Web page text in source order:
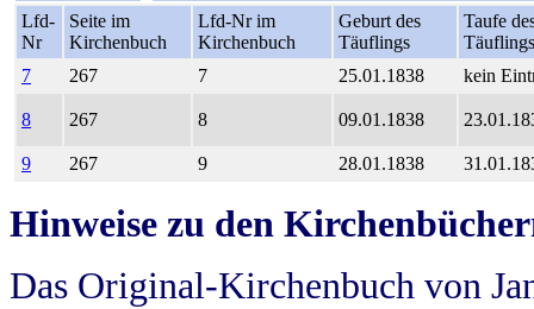
Lfd-
Nr
Seite im
Kirchenbuch
Lfd-Nr im
Kirchenbuch
Geburt des
Täuflings
Taufe
Täuflings
7
267 7 25.01.1838 kein
8 267 8 09.01.1838
9 267 9 28.01.1838
Hinweise zu den
Das Original-Kirchenbuch von